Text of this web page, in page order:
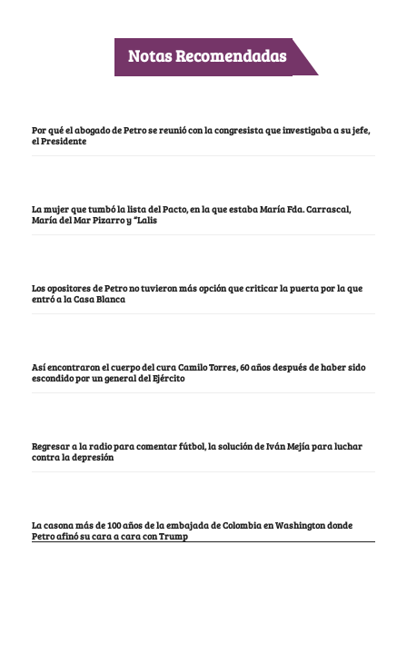
Notas Recomendadas
Por qué el abogado de Petro se reunió con la congresista que investigaba a su jefe,
el Presidente
La mujer que tumbó la lista del Pacto, en la que estaba María Fda. Carrascal,
María del Mar Pizarro y “Lalis
Los opositores de Petro no tuvieron más opción que criticar la puerta por la que
entró a la Casa Blanca
Así encontraron el cuerpo del cura Camilo Torres, 60 años después de haber sido
escondido por un general del Ejército
Regresar a la radio para comentar fútbol, la solución de Iván Mejía para luchar
contra la depresión
La casona más de 100 años de la embajada de Colombia en Washington donde
Petro afinó su cara a cara con Trump